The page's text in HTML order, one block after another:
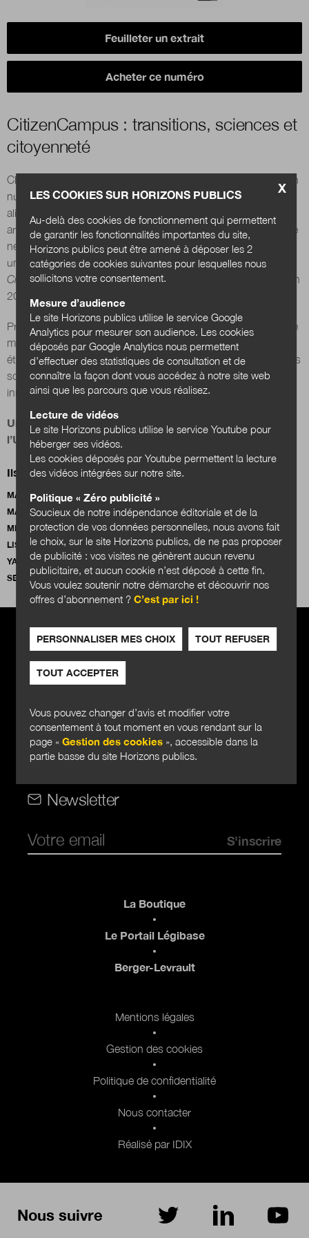
Qui sommes-nous ?
Nous contacter
Newsletter
Renseignez votre email afin de suivre l'actualité
de la transformation publique.
Nous suivre sur Twittersur LinkedIn
CitizenCampus : transitions, sciences et
citoyenneté
Changement climatique, transformation publique, accélération
numérique, transition énergétique, question agricole
alimentaire, crise sanitaire, biodiversité, santé, intelligence
artificielle, etc. Ces grands enjeux de la société contemporaine
ne s’arrêtent pas aux portes des amphithéâtres et des
universités. Ils sont au cœur du programme de formation
CitizenCampus, lancé par l’université Grenoble Alpes (UGA) en
2018.
Programme de formation unique en France et pionnier dans le
monde,CitizenCampus offre, depuis deux ans, aux
étudiant·e·s volontaires de l’UGA un apprentissage des débats
sciences et société, en utilisant des méthodes de pédagogie
innovantes basées sur l’intelligence collective.
Un hors-série en partenariat avec
l’UGA
Ils ont contribué à ce numéro
MATHIEU BARTHELEMY
YANNICK BLANC
MARIE-CHRISTINE BORDEAUX
SYLVANE CASADEMONT
MIKAËL CHAMBRU
PASCAL CLOUAIRE
JEAN-MARC DELTORN
LISE DUMASY
ISABELLE FORGE-ALLEGRET
BENOÎT HILBERT
YASSINE LAKHNECH
PATRICK LÉVY
YVES SCIAMA
SERGE SLAMA
SÉVERINE LOUVEL
Feuilleter un extrait
Acheter ce numéro
Rubriques
Rubriques (web)
Newsletter
Nous suivre sur Twitter sur LinkedInsur
La Boutique
Le Portail Légibase
Berger-Levrault
Mentions légales
Gestion des cookies
Politique de confidentialité
Nous contacter
Réalisé par IDIX
X
LES COOKIES SUR HORIZONS PUBLICS
Au-delà des cookies de fonctionnement qui permettent
de garantir les fonctionnalités importantes du site,
Horizons publics peut être amené à déposer les 2
catégories de cookies suivantes pour lesquelles nous
sollicitons votre consentement.
Mesure d’audience
Le site Horizons publics utilise le service Google
Analytics pour mesurer son audience. Les cookies
déposés par Google Analytics nous permettent
d’effectuer des statistiques de consultation et de
connaître la façon dont vous accédez à notre site web
ainsi que les parcours que vous réalisez.
Lecture de vidéos
Le site Horizons publics utilise le service Youtube pour
héberger ses vidéos.
Les cookies déposés par Youtube permettent la lecture
des vidéos intégrées sur notre site.
Politique « Zéro publicité »
Soucieux de notre indépendance éditoriale et de la
protection de vos données personnelles, nous avons fait
le choix, sur le site Horizons publics, de ne pas proposer
de publicité : vos visites ne génèrent aucun revenu
publicitaire, et aucun cookie n’est déposé à cette fin.
Vous voulez soutenir notre démarche et découvrir nos
offres d’abonnement ? C’est par ici !
PERSONNALISER MES CHOIX TOUT REFUSER
TOUT ACCEPTER
Vous pouvez changer d’avis et modifier votre
consentement à tout moment en vous rendant sur la
page « Gestion des cookies», accessible dans la
partie basse du site Horizons publics.